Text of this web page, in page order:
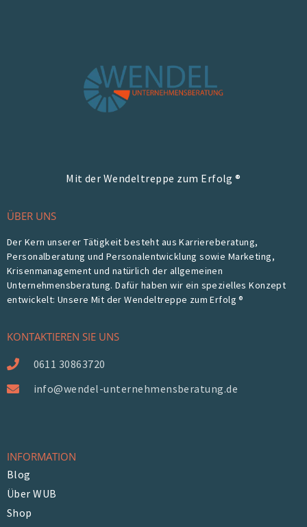
Mit der Wendeltreppe zum Erfolg ®
ÜBER UNS
Der Kern unserer Tätigkeit besteht aus Karriereberatung,
Personalberatung und Personalentwicklung sowie Marketing,
Krisenmanagement und natürlich der allgemeinen
Unternehmensberatung. Dafür haben wir ein spezielles Konzept
entwickelt: Unsere Mit der Wendeltreppe zum Erfolg ®
KONTAKTIEREN SIE UNS
0611 30863720
info@wendel-unternehmensberatung.de
INFORMATION
Blog
Über WUB
Shop